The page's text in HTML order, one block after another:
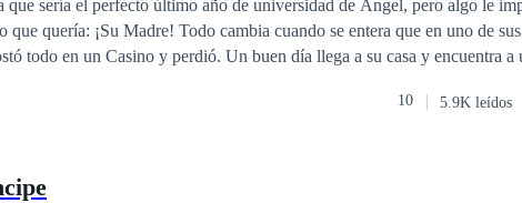
quería: ¡Su Madre! Todo cambia cuando se entera que en uno de
todo en un Casino y perdió. Un buen día llega a su casa y encuentra a
a cambio de su madre, yéndose con él a Los Ángeles, consiguiendo
a jugar a este juego? ¿A ser su "muñeca de porcelana"?
10 5.9K leídos